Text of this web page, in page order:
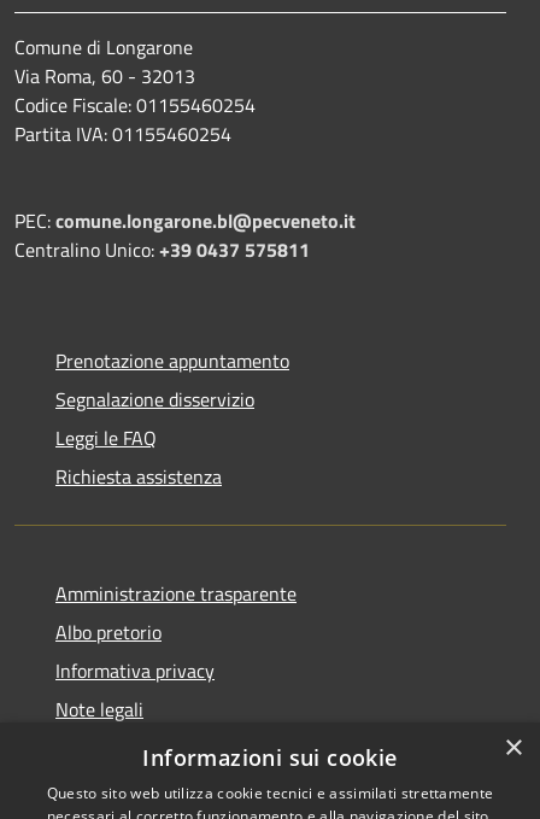
Comune di Longarone
Via Roma, 60 - 32013
Codice Fiscale: 01155460254
Partita IVA: 01155460254
PEC:comune.longarone.bl@pecveneto.it
Centralino Unico:+39 0437 575811
Prenotazione appuntamento
Segnalazione disservizio
Leggi le FAQ
Richiesta assistenza
Amministrazione trasparente
Albo pretorio
Informativa privacy
Note legali
Dichiarazione di accessibilità
×
Informazioni sui cookie
Questo sito web utilizza cookie tecnici e assimilati strettamente